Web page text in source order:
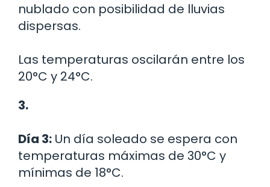
nublado con posibilidad de lluvias
dispersas.
Las temperaturas oscilarán entre los
20°C y 24°C.
3.
Día 3: Un día soleado se espera con
temperaturas máximas de 30°C y
mínimas de 18°C.